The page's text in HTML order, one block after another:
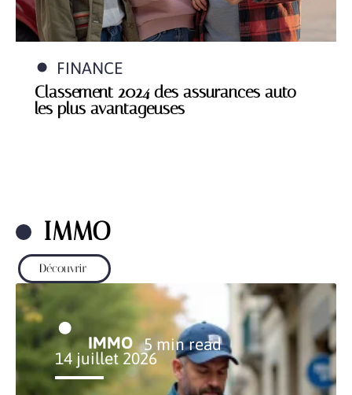
FINANCE
Classement 2024 des assurances auto
les plus avantageuses
IMMO
Découvrir
IMMO 5 min read
14 juillet 2026